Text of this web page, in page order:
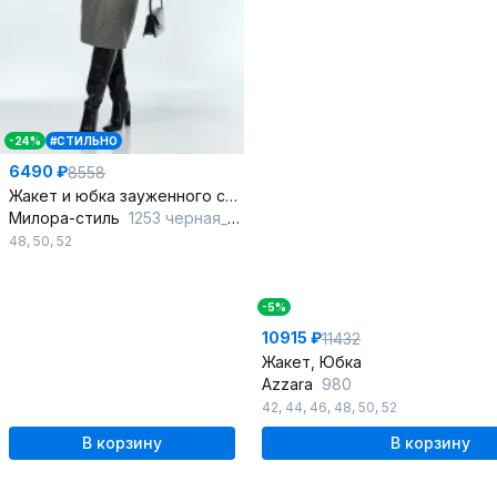
-24% #СТИЛЬНО
6490 ₽8558
Жакет и юбка зауженного силуэта с декоративным клапаном
Милора-стиль 1253 черная_гусьлапка
48, 50, 52
В корзину
-5%
10915 ₽11432
Жакет, Юбка
Azzara 980
42, 44, 46, 48, 50, 52
В корзину